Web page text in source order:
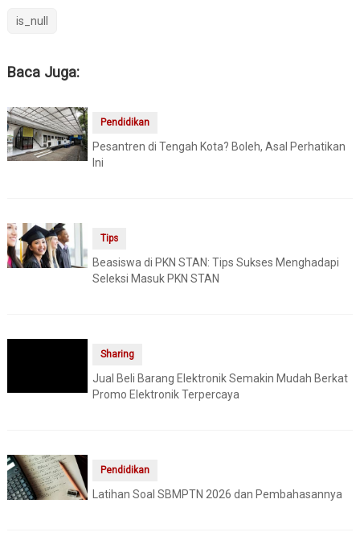
is_null
Baca Juga:
Pendidikan
Pesantren di Tengah Kota? Boleh, Asal Perhatikan
Ini
Tips
Beasiswa di PKN STAN: Tips Sukses Menghadapi
Seleksi Masuk PKN STAN
Sharing
Jual Beli Barang Elektronik Semakin Mudah Berkat
Promo Elektronik Terpercaya
Pendidikan
Latihan Soal SBMPTN 2026 dan Pembahasannya